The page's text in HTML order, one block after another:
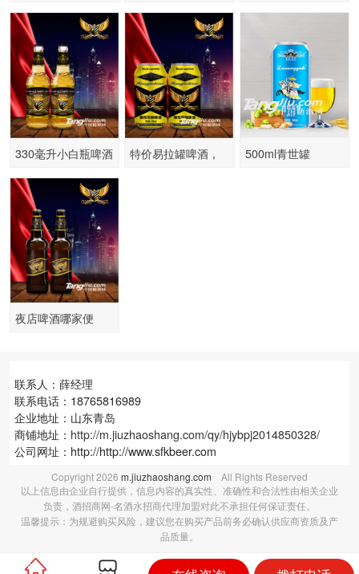
啤酒批发供应
盒啤酒厂家大量批
发
啤啤酒诚招代理
330毫升小白瓶啤酒
特价易拉罐啤酒，
500ml青世罐
夜店啤酒哪家便
联系人：薛经理
联系电话：18765816989
企业地址：山东青岛
商铺地址： http://m.jiuzhaoshang.com/qy/hjybpj2014850328/
公司网址：http://http://www.sfkbeer.com
Copyright2026 m.jiuzhaoshang.com All Rights Reserved
以上信息由企业自行提供，信息内容的真实性、准确性和合法性由相关企业
负责，酒招商网-名酒水招商代理加盟对此不承担任何保证责任。
温馨提示：为规避购买风险，建议您在购买产品前务必确认供应商资质及产
品质量。